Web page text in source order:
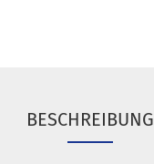
BESCHREIBUNG